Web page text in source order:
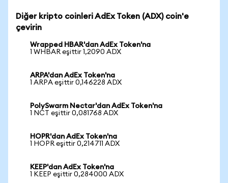
Diğer kripto coinleri AdEx Token (ADX) coin'e
çevirin
Wrapped HBAR'dan AdEx Token'na
1 WHBAR eşittir 1,2090 ADX
ARPA'dan AdEx Token'na
1 ARPA eşittir 0,146228 ADX
PolySwarm Nectar'dan AdEx Token'na
1 NCT eşittir 0,081768 ADX
HOPR'dan AdEx Token'na
1 HOPR eşittir 0,214711 ADX
KEEP'dan AdEx Token'na
1 KEEP eşittir 0,284000 ADX